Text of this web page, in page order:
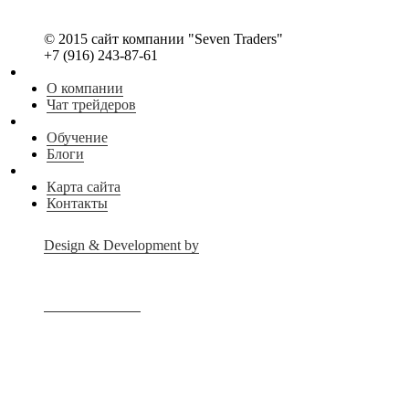
© 2015 сайт компании "Seven Traders"
+7 (916) 243-87-61
О компании
Чат трейдеров
Обучение
Блоги
Карта сайта
Контакты
Design & Development by